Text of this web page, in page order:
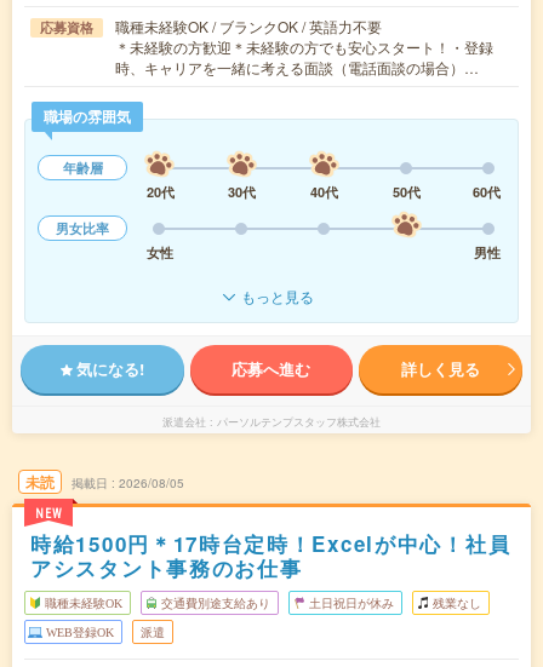
応募資格
職種未経験OK / ブランクOK / 英語力不要
＊未経験の方歓迎＊未経験の方でも安心スタート！・登録
時、キャリアを一緒に考える面談（電話面談の場合）…
職場の雰囲気
年齢層
20代
30代 40代 50代
60代
男女比率
女性
男性
もっと見る
気になる! 応募へ進む 詳しく見る
派遣会社 パーソルテンプスタッフ株式会社
未読
NEW
掲載日 2026/08/05
時給1500円＊17時台定時！Excelが中心！社員
アシスタント事務のお仕事
職種未経験OK 交通費別途支給あり 土日祝日が休み 残業なし
WEB登録OK 派遣